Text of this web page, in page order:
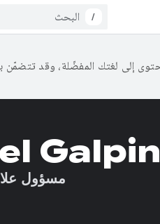
/
Galpin
مسؤول